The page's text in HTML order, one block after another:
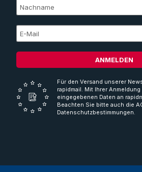
ANMELDEN
Für den Versand unserer
rapidmail. Mit Ihrer
eingegebenen Daten an
Beachten Sie bitte auch die
Datenschutzbestimmungen.